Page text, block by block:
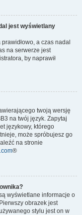
jest wyświetlany
a czas nadal
na serwerze jest
by naprawił
twoją wersję
na twój język. Zapytaj
językowy, którego
może spróbujesz go
na stronie
®
wyświetlane informacje o
obrazek jest
stylu jest on w